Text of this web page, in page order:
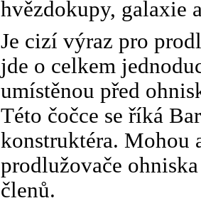
hvězdokupy, galaxie
Je cizí výraz pro
jde o celkem
umístěnou před
Této čočce se říká
konstruktéra. Mohou
prodlužovače
členů.